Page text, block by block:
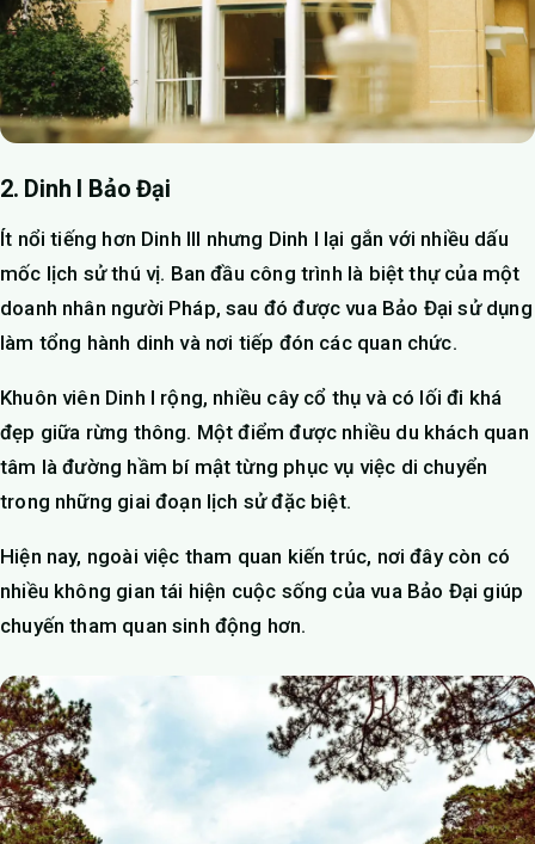
2. Dinh I Bảo Đại
Ít nổi tiếng hơn Dinh III nhưng Dinh I lại gắn với nhiều dấu
mốc lịch sử thú vị. Ban đầu công trình là biệt thự của một
doanh nhân người Pháp, sau đó được vua Bảo Đại sử dụng
làm tổng hành dinh và nơi tiếp đón các quan chức.
Khuôn viên Dinh I rộng, nhiều cây cổ thụ và có lối đi khá
đẹp giữa rừng thông. Một điểm được nhiều du khách quan
tâm là đường hầm bí mật từng phục vụ việc di chuyển
trong những giai đoạn lịch sử đặc biệt.
Hiện nay, ngoài việc tham quan kiến trúc, nơi đây còn có
nhiều không gian tái hiện cuộc sống của vua Bảo Đại giúp
chuyến tham quan sinh động hơn.